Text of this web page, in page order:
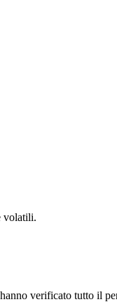
volatili.
verificato tutto il